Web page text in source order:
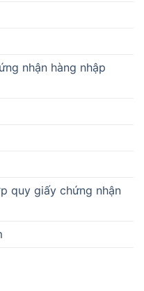
nhận hàng nhập
quy giấy chứng nhận